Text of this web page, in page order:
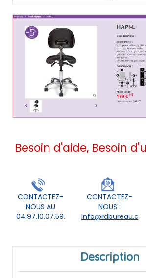
Besoin d'aide, Besoin
CONTACTEZ-
NOUS AU
04.97.10.07.59.
CONTACTEZ-
NOUS :
Info@rdbureau.com
Description